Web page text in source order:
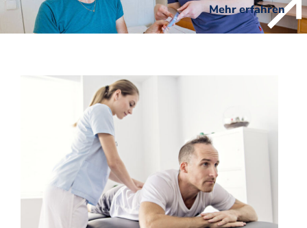
Mehr erfahren